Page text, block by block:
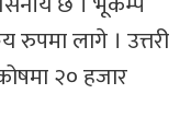
रुपमा लागे । उत्तरी
२० हजार